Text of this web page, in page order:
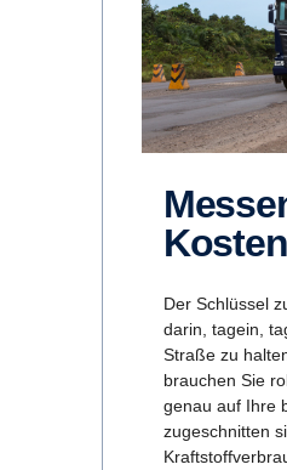
Messen Sie die
Der Schlüssel
darin, tagein,
Straße zu
brauchen Sie
genau auf Ihre
zugeschnitten